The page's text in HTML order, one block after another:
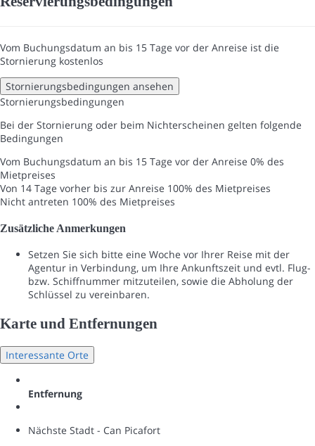
Vom Buchungsdatum an bis 15 Tage vor der Anreise ist die
Stornierung kostenlos
Stornierungsbedingungen ansehen
Stornierungsbedingungen
Bei der Stornierung oder beim Nichterscheinen gelten folgende
Bedingungen
Vom Buchungsdatum an bis 15 Tage vor der Anreise 0% des
Mietpreises
Von 14 Tage vorher bis zur Anreise 100% des Mietpreises
Nicht antreten 100% des Mietpreises
Zusätzliche Anmerkungen
Setzen Sie sich bitte eine Woche vor Ihrer Reise mit der
Agentur in Verbindung, um Ihre Ankunftszeit und evtl. Flug-
bzw. Schiffnummer mitzuteilen, sowie die Abholung der
Schlüssel zu vereinbaren.
Karte und Entfernungen
Interessante Orte
Entfernung
Nächste Stadt - Can Picafort